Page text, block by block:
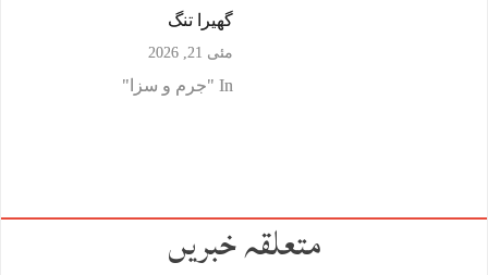
گھیرا تنگ
مئی 21, 2026
In "جرم و سزا"
متعلقہ خبریں